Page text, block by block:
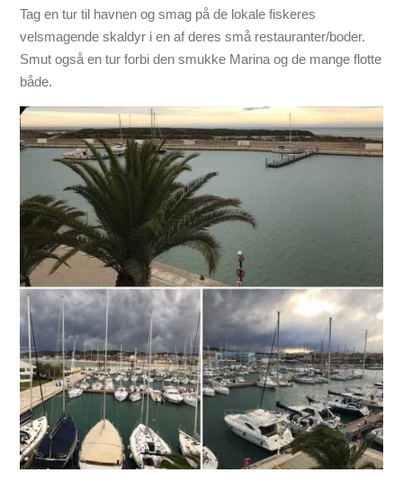
Tag en tur til havnen og smag på de lokale fiskeres
velsmagende skaldyr i en af deres små restauranter/boder.
Smut også en tur forbi den smukke Marina og de mange flotte
både.